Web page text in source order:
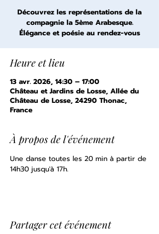
Découvrez les représentations de la
compagnie la 5ème Arabesque.
Élégance et poésie au rendez-vous
Heure et lieu
13 avr. 2026, 14:30 – 17:00
Château et Jardins de Losse, Allée du
Château de Losse, 24290 Thonac,
France
À propos de l'événement
Une danse toutes les 20 min à partir de
14h30 jusqu'à 17h.
Partager cet événement